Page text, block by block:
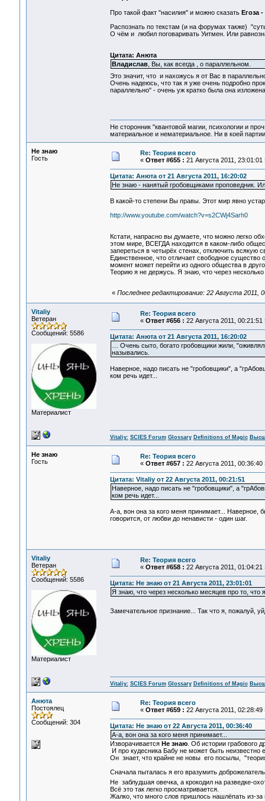
Про такой факт "насилия" и можно сказать Егоза
Распознать по текстам (и на форумах также)
О чём и любил поговаривать Уитмен. Или
Цитата: Анюта
Владислав, Вы, как всегда , о параллельном.
Это значит, что и нахожусь я от Вас в
Очень надеюсь, что так я уже очень подробно
параллельно" - очень уж кратко была она
Не сторонник "квантовой магии, психологии и
материальное и нематериальное. Ни в коей
Не знаю
Гость
Re: Теория всего
« Ответ #655 : 21 Августа 2011, 23:01:01
Цитата: Анюта от 21 Августа 2011, 16:20:02
Не знаю - нанятый гробовщиками проповедник.
В какой-то степени Вы правы. Этот мир явно
http://www.youtube.com/watch?v=s2CWj4Sarh0
Кстати, напрасно вы думаете, что можно легко
этом мире, ВСЕГДА находится в каком-либо
запереться в четырёх стенах, отключить всякую
Единственное, что отличает свободное
момент может перейти из одного общества в
Теорию я не держусь. Я знаю, что через
« Последнее редактирование: 22 Августа 2011,
Vitaliy
Ветеран
Сообщений: 5586
Материалист
Re: Теория всего
« Ответ #656 : 22 Августа 2011, 00:21:51
Цитата: Анюта от 21 Августа 2011, 16:20:02
… Очень сыто, богато гробовщики жили,
назывались.
Наверное, надо писать не "гробовщики", а
ком речь идет...
Vitaliy: SCIES Forum Glossary Definitions of Magic
Не знаю
Гость
Re: Теория всего
« Ответ #657 : 22 Августа 2011, 00:36:40
Цитата: Vitaliy от 22 Августа 2011, 00:21:51
Наверное, надо писать не "гробовщики", а
ком речь идет...
А-а, вон она за кого меня принимает... Наверное,
говорится, от любви до ненависти - один шаг.
Vitaliy
Ветеран
Сообщений: 5586
Материалист
Re: Теория всего
« Ответ #658 : 22 Августа 2011, 01:04:21
Цитата: Не знаю от 21 Августа 2011, 23:01:01
Я знаю, что через несколько месяцев про то,
Замечательное признание... Так что я, пожалуй,
Vitaliy: SCIES Forum Glossary Definitions of Magic
Анюта
Постоялец
Сообщений: 304
Re: Теория всего
« Ответ #659 : 22 Августа 2011, 02:28:49
Цитата: Не знаю от 22 Августа 2011, 00:36:40
А-а, вон она за кого меня принимает...
Изворачивается Не знаю. Об истории грабового
И про кудесника Бабу не может быть неизвестно
Он знает, что крайне не новы его посылы,
Сначала пыталась я его вразумить
Не заблудшая овечка, а крокодил на разведке-
Всё это так легко просматривается.
Жалко, что много слов пришлось нашлёпать из-за